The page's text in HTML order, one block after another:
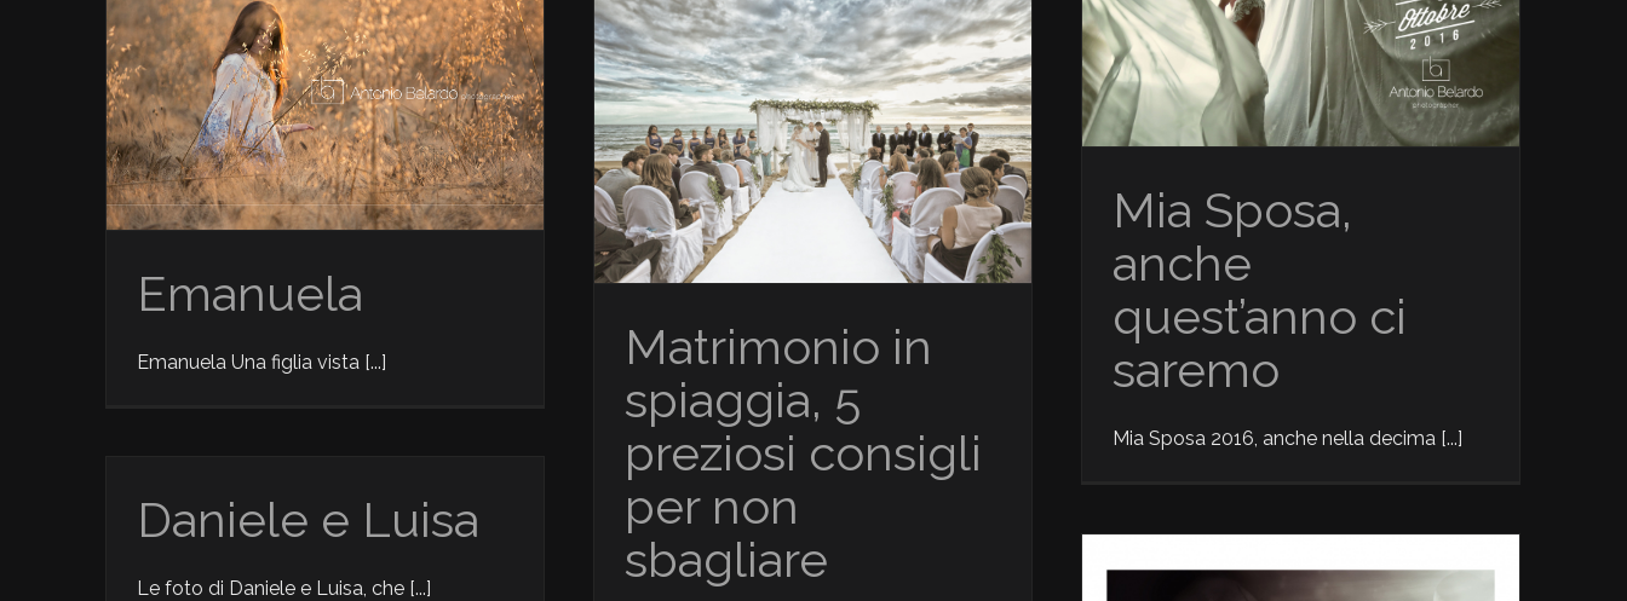
Glamour News
Mia Sposa,
anche
quest’anno ci
saremo
Mia Sposa 2016, anche nella decima [...]
Glamour News
Emanuela
Emanuela Una figlia vista [...]
Glamour
Matrimonio in
spiaggia, 5
preziosi consigli
per non
sbagliare
Daniele e Luisa
Le foto di Daniele e Luisa, che [...]